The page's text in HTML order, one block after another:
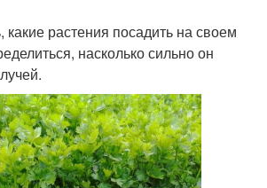
растения посадить на своем
насколько сильно он